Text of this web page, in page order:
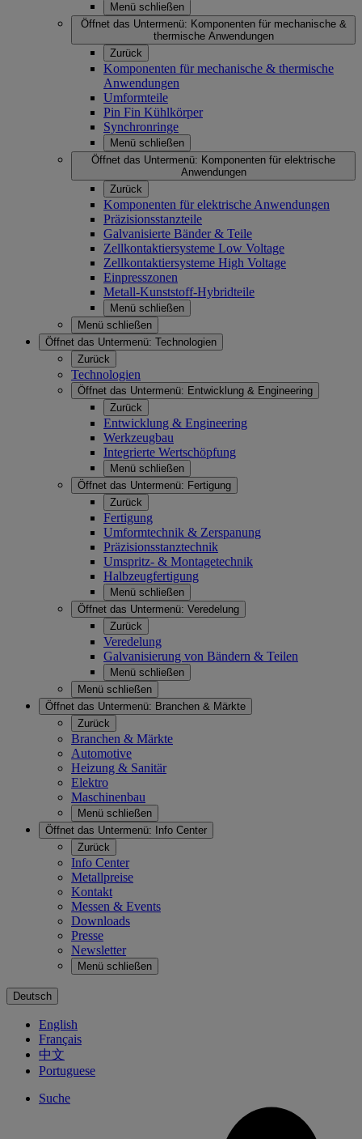
Menü schließen
Öffnet das Untermenü: Komponenten für mechanische &
thermische Anwendungen
Zurück
Komponenten für mechanische & thermische
Anwendungen
Umformteile
Pin Fin Kühlkörper
Synchronringe
Menü schließen
Öffnet das Untermenü: Komponenten für elektrische
Anwendungen
Zurück
Komponenten für elektrische Anwendungen
Präzisionsstanzteile
Galvanisierte Bänder & Teile
Zellkontaktiersysteme Low Voltage
Zellkontaktiersysteme High Voltage
Einpresszonen
Metall-Kunststoff-Hybridteile
Menü schließen
Menü schließen
Öffnet das Untermenü: Technologien
Zurück
Technologien
Öffnet das Untermenü: Entwicklung & Engineering
Zurück
Entwicklung & Engineering
Werkzeugbau
Integrierte Wertschöpfung
Menü schließen
Öffnet das Untermenü: Fertigung
Zurück
Fertigung
Umformtechnik & Zerspanung
Präzisionsstanztechnik
Umspritz- & Montagetechnik
Halbzeugfertigung
Menü schließen
Öffnet das Untermenü: Veredelung
Zurück
Veredelung
Galvanisierung von Bändern & Teilen
Menü schließen
Menü schließen
Öffnet das Untermenü: Branchen & Märkte
Zurück
Branchen & Märkte
Automotive
Heizung & Sanitär
Elektro
Maschinenbau
Menü schließen
Öffnet das Untermenü:
Info Center
Zurück
Info Center
Metallpreise
Kontakt
Messen & Events
Downloads
Presse
Newsletter
Menü schließen
Deutsch
English
Français
中文
Portuguese
Suche